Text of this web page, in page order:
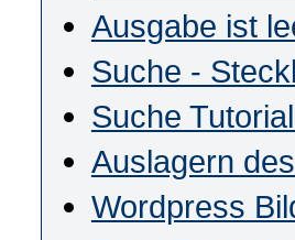
Ausgabe ist
Suche -
Suche
Auslagern
Wordpress